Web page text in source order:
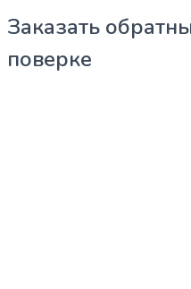
Заказать
поверке